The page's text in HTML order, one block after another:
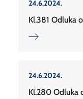
24.6.2024.
Kl.381 Odluka
24.6.2024.
Kl.280 Odluka